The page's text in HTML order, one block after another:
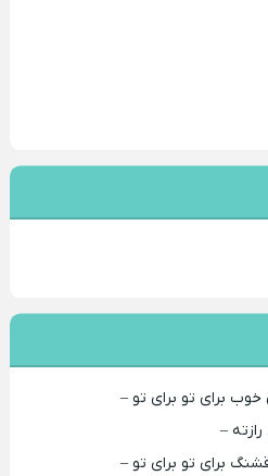
برای تو برای تو –
–
برای تو برای تو –